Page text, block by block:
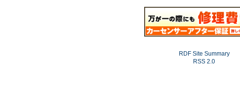
RDF Site Summary
RSS 2.0